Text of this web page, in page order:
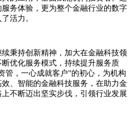
务体验，更为整个金融行业的数字
活力。
秉持创新精神，加大在金融科技领
优化服务模式，持续提升服务质
管，一心成就客户”的初心，为机构
、智能的金融科技服务，在助力金
不断迈出坚实步伐，引领行业发展